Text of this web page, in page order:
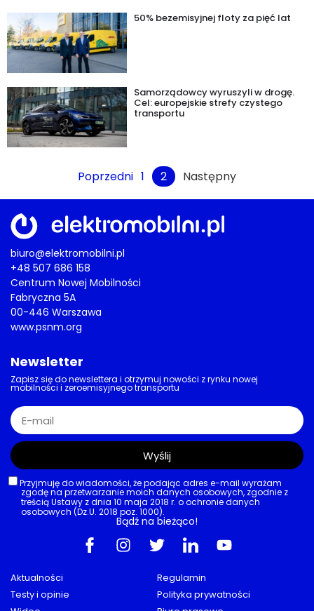
50% bezemisyjnej floty za pięć lat
Samorządowcy wyruszyli w drogę.
Cel: europejskie strefy czystego
transportu
Poprzedni 1 2 Następny
biuro@elektromobilni.pl
+48 507 686 158
Centrum Nowej Mobilności
Fabryczna 5A
00-446 Warszawa
www.psnm.org
Aktualności
Testy i opinie
Regulamin
Polityka prywatności
Newsletter
Zapisz się do newslettera i otrzymuj nowości z rynku nowej
mobilności i zeroemisyjnego transportu
Przyjmuję do wiadomości, że podając adres e-mail wyrażam
zgodę na przetwarzanie moich danych osobowych, zgodnie z
treścią Ustawy z dnia 10 maja 2018 r. o ochronie danych
osobowych (Dz.U. 2018 poz. 1000).
Wyślij
Bądź na bieżąco!